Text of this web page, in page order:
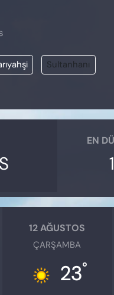
Sultanhanı
EN
12 AĞUSTOS
ÇARŞAMBA
23°